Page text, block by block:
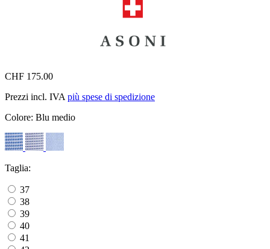
CHF 175.00
Prezzi incl. IVA più spese di spedizione
Colore: Blu medio
Taglia:
37
38
39
40
41